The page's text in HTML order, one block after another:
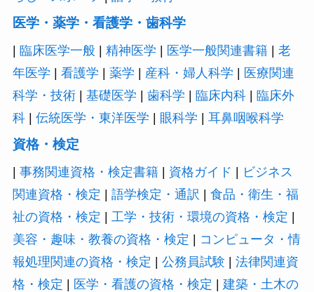
医学・薬学・看護学・歯科学
| 臨床医学一般| 精神医学 | 医学一般関連書籍| 老
年医学 | 看護学 | 薬学 | 産科・婦人科学 | 医療関連
科学・技術| 基礎医学 | 歯科学 | 臨床内科| 臨床外
科| 伝統医学・東洋医学 | 眼科学 | 耳鼻咽喉科学
資格・検定
| 事務関連資格・検定書籍| 資格ガイド | ビジネス
関連資格・検定 | 語学検定・通訳 | 食品・衛生・福
祉の資格・検定 | 工学・技術・環境の資格・検定 |
美容・趣味・教養の資格・検定 | コンピュータ・情
報処理関連の資格・検定 | 公務員試験 | 法律関連資
格・検定 | 医学・看護の資格・検定 | 建築・土木の